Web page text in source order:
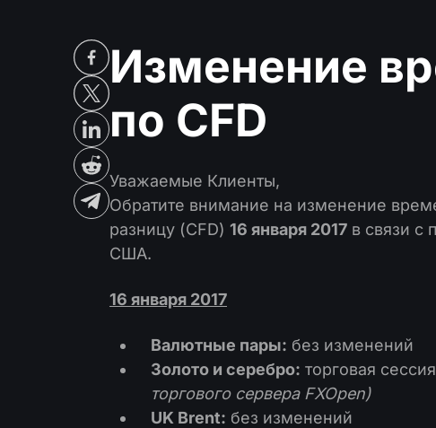
Изменение
по CFD
Уважаемые Клиенты,
Обратите внимание на изменение
разницу (CFD) 16 января 2017 в связи с
США.
16 января 2017
Валютные пары: без изменений
Золото и серебро: торговая
торгового сервера FXOpen)
UK Brent: без изменений